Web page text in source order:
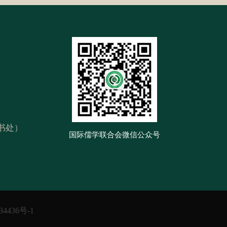
）
国际儒学联合会微信公众号
号-1